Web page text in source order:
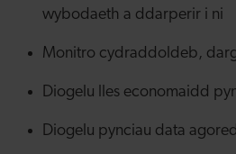
wybodaeth a ddarperir i ni
Monitro cydraddoldeb,
Diogelu lles economaidd
Diogelu pynciau data